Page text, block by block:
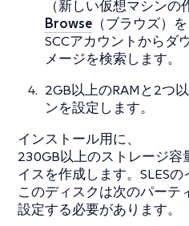
（新しい仮想マシンの
Browse （ブラウズ）
SCCアカウントからダ
メージを検索します。
2GB以上のRAMと2つ
ンを設定します。
インストール用に、
230GB以上のストレージ
イスを作成します。SLESの
このディスクは次のパーテ
設定する必要があります。